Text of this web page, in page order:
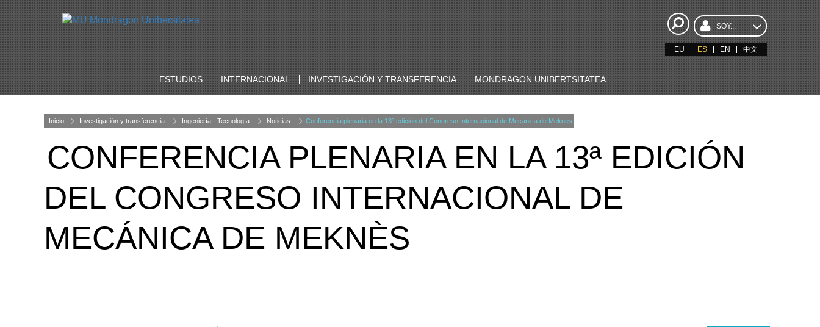
SOY...
EU ES EN 中文
ESTUDIOS INTERNACIONAL INVESTIGACIÓN Y TRANSFERENCIA MONDRAGON UNIBERTSITATEA
Inicio Investigación y transferencia Ingeniería - Tecnología Noticias Conferencia plenaria en la 13ª edición del Congreso Internacional de Mecánica de Meknès
CONFERENCIA PLENARIA EN LA 13ª EDICIÓN
DEL CONGRESO INTERNACIONAL DE
MECÁNICA DE MEKNÈS